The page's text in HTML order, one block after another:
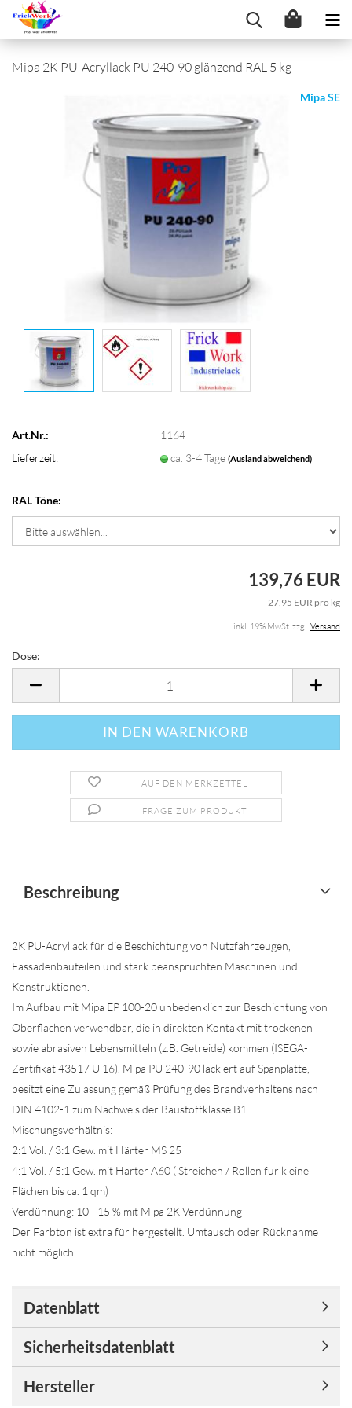
Mipa 2K PU-Acryllack PU 240-90 glänzend RAL 5 kg
Mipa SE
Art.Nr.:
1164
Lieferzeit:
ca. 3-4 Tage(Ausland abweichend)
RAL Töne:
139,76 EUR
27,95 EUR pro kg
inkl. 19% MwSt. zzgl.Versand
Dose:
AUF DEN MERKZETTEL
FRAGE ZUM PRODUKT
Beschreibung
2K PU-Acryllack für die Beschichtung von Nutzfahrzeugen,
Fassadenbauteilen und stark beanspruchten Maschinen und
Konstruktionen.
Im Aufbau mit Mipa EP 100-20 unbedenklich zur Beschichtung von
Oberflächen verwendbar, die in direkten Kontakt mit trockenen
sowie abrasiven Lebensmitteln (z.B. Getreide) kommen (ISEGA-
Zertifikat 43517 U 16). Mipa PU 240-90 lackiert auf Spanplatte,
besitzt eine Zulassung gemäß Prüfung des Brandverhaltens nach
DIN 4102-1 zum Nachweis der Baustoffklasse B1.
Mischungsverhältnis:
2:1 Vol. / 3:1 Gew. mit Härter MS 25
4:1 Vol. / 5:1 Gew. mit Härter A60 ( Streichen / Rollen für kleine
Flächen bis ca. 1 qm)
Verdünnung: 10 - 15 % mit Mipa 2K Verdünnung
Der Farbton ist extra für hergestellt. Umtausch oder Rücknahme
nicht möglich.
Datenblatt
Sicherheitsdatenblatt
Hersteller